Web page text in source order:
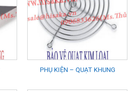
PHỤ KIỆN – QUẠT KHUNG